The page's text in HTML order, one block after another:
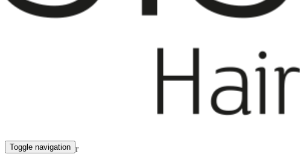
Toggle navigation